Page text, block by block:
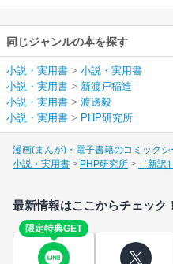
同じジャンルの本を探す
小説・実用書 > 小説・実用書
小説・実用書 > 新渡戸稲造
小説・実用書 > 渡邊毅
小説・実用書 > PHP研究所
漫画(まんが)・電子書籍のコミックシ
小説・実用書
PHP研究所 ［新訳
最新情報はここからチェック！
限定特典GET